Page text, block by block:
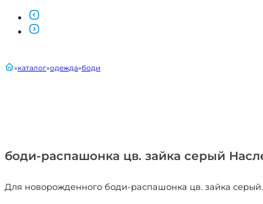
боди-распашонка цв. зайка серый
Для новорожденного боди-распашонка цв. зайка серый.
главнаякаталог одежда боди